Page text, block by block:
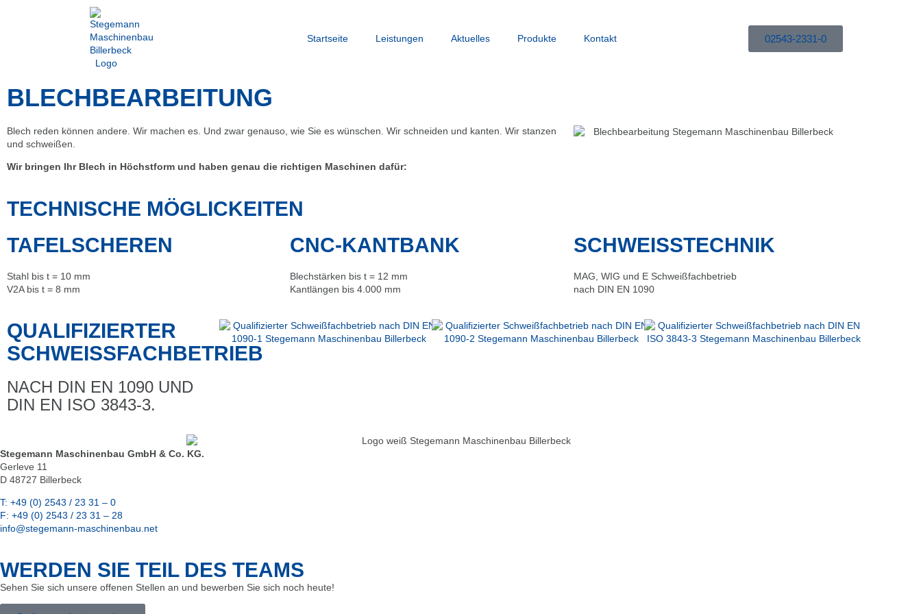
Startseite Leistungen Aktuelles Produkte Kontakt 02543-2331-0
BLECHBEARBEITUNG
Blech reden können andere. Wir machen es. Und zwar genauso, wie Sie es wünschen. Wir schneiden und kanten. Wir stanzen
und schweißen.
Wir bringen Ihr Blech in Höchstform und haben genau die richtigen Maschinen dafür:
TECHNISCHE MÖGLICKEITEN
TAFELSCHEREN
Stahl bis t = 10 mm
V2A bis t = 8 mm
CNC-KANTBANK
Blechstärken bis t = 12 mm
Kantlängen bis 4.000 mm
SCHWEISSTECHNIK
MAG, WIG und E Schweißfachbetrieb
nach DIN EN 1090
QUALIFIZIERTER
SCHWEISSFACHBETRIEB
NACH DIN EN 1090 UND
DIN EN ISO 3843-3.
Stegemann Maschinenbau GmbH & Co. KG.
Gerleve 11
D 48727 Billerbeck
T: +49 (0) 2543 / 23 31 – 0
F: +49 (0) 2543 / 23 31 – 28
info@stegemann-maschinenbau.net
WERDEN SIE TEIL DES TEAMS
Sehen Sie sich unsere offenen Stellen an und bewerben Sie sich noch heute!